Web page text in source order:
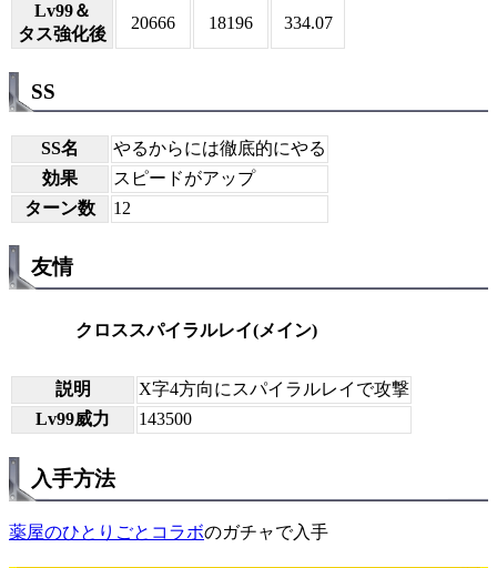
Lv99＆
タス強化後
20666 18196 334.07
SS
SS名
やるからには徹底的にやる
効果
スピードがアップ
ターン数
12
友情
クロススパイラルレイ(メイン)
説明
X字4方向にスパイラルレイで攻撃
Lv99威力
143500
入手方法
薬屋のひとりごとコラボのガチャで入手